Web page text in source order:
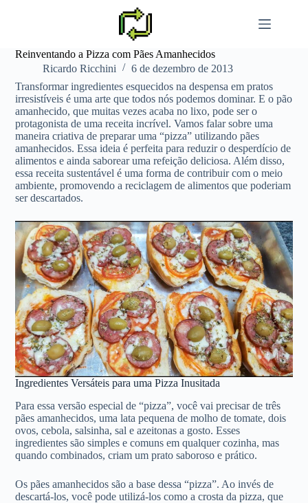
Reinventando a Pizza com Pães Amanhecidos
Ricardo Ricchini
6 de dezembro de 2013
Transformar ingredientes esquecidos na despensa em pratos
irresistíveis é uma arte que todos nós podemos dominar. E o pão
amanhecido, que muitas vezes acaba no lixo, pode ser o
protagonista de uma receita incrível. Vamos falar sobre uma
maneira criativa de preparar uma “pizza” utilizando pães
amanhecidos. Essa ideia é perfeita para reduzir o desperdício de
alimentos e ainda saborear uma refeição deliciosa. Além disso,
essa receita sustentável é uma forma de contribuir com o meio
ambiente, promovendo a reciclagem de alimentos que poderiam
ser descartados.
Ingredientes Versáteis para uma Pizza Inusitada
Para essa versão especial de “pizza”, você vai precisar de três
pães amanhecidos, uma lata pequena de molho de tomate, dois
ovos, cebola, salsinha, sal e azeitonas a gosto. Esses
ingredientes são simples e comuns em qualquer cozinha, mas
quando combinados, criam um prato saboroso e prático.
Os pães amanhecidos são a base dessa “pizza”. Ao invés de
descartá-los, você pode utilizá-los como a crosta da pizza, que